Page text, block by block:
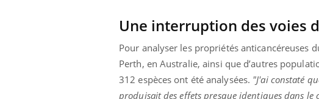
Une interruption des voies
Pour analyser les propriétés anticancéreuses
Perth, en Australie, ainsi que d’autres
312 espèces ont été analysées. "J'ai constaté
produisait des effets presque identiques dans